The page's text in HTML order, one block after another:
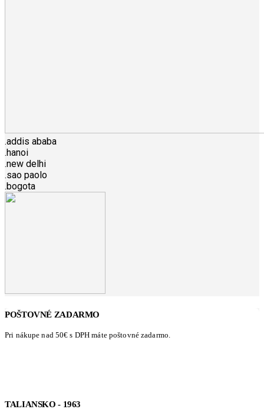
.addis ababa
.hanoi
.new delhi
.sao paolo
.bogota
POŠTOVNÉ ZADARMO
Pri nákupe nad 50€ s DPH máte poštovné zadarmo.
TALIANSKO - 1963